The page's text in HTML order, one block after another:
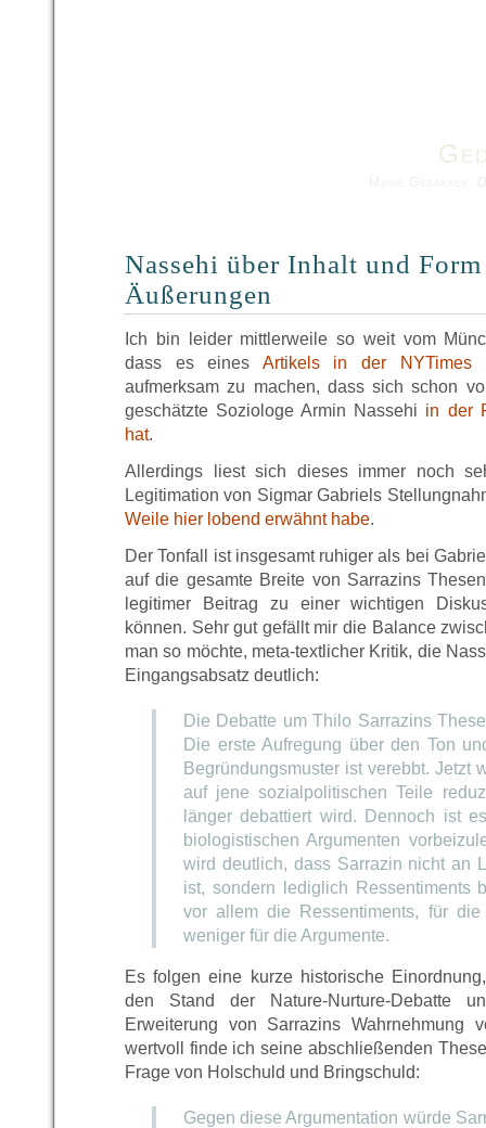
Nassehi über Inhalt und
Äußerungen
Ich bin leider mittlerweile so weit vom
dass es eines Artikels in der NYTimes
aufmerksam zu machen, dass sich schon
geschätzte Soziologe Armin Nassehi in der
hat.
Allerdings liest sich dieses immer noch
Legitimation von Sigmar Gabriels
Weile hier lobend erwähnt habe.
Der Tonfall ist insgesamt ruhiger als bei
auf die gesamte Breite von Sarrazins
legitimer Beitrag zu einer wichtigen
können. Sehr gut gefällt mir die Balance
man so möchte, meta-textlicher Kritik, die
Eingangsabsatz deutlich:
Die Debatte um Thilo Sarrazins
Die erste Aufregung über den Ton
Begründungsmuster ist verebbt. Jetzt
auf jene sozialpolitischen Teile
länger debattiert wird. Dennoch ist
biologistischen Argumenten
wird deutlich, dass Sarrazin nicht an
ist, sondern lediglich Ressentiments
vor allem die Ressentiments, für
weniger für die Argumente.
Es folgen eine kurze historische
den Stand der Nature-Nurture-Debatte
Erweiterung von Sarrazins Wahrnehmung
wertvoll finde ich seine abschließenden
Frage von Holschuld und Bringschuld:
Gegen diese Argumentation würde